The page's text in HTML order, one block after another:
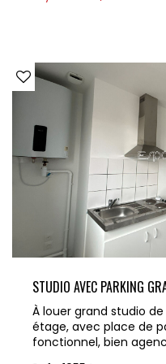
ascenseur, foncier) Honoraires locataire : 216.92 €
TTC dont 59.16 € TTC
du bien est 10557 Les informations sur les risques liés
à ce bien est exposé
Géorisques :
STUDIO AVEC PARKING
À louer grand studio de
étage, avec place de
fonctionnel, bien